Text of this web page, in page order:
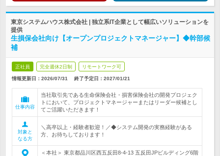
東京システムハウス株式会社 | 独立系IT企業として幅広いソリューションを
提供
生損保会社向け【オープンプロジェクトマネージャー】◆幹部候
補
正社員 完全週休2日制 リモートワーク可
情報更新日：2026/07/31 終了予定日： 2027/01/21
仕事内容
当社取引先である生命保険会社・損害保険会社の開発プロジェク
トにおいて、プロジェクトマネージャーまたはリーダー候補とし
てご活躍いただきます！
対象と
なる方
＼高卒以上・経験者歓迎！／◆システム開発の実務経験がある
方、お待ちしております！
＜本社＞ 東京都品川区西五反田8-4-13 五反田JPビルディング6階